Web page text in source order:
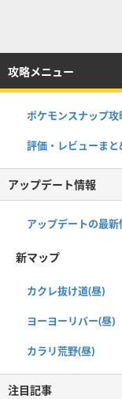
攻略メニュー
ポケモンスナップ攻
評価・レビューまと
アップデート情報
アップデートの最新
新マップ
カクレ抜け道(昼)
ヨーヨーリバー(昼)
カラリ荒野(昼)
注目記事